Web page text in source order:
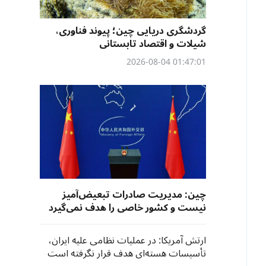
گردشگری دریایی چین؛ پیوند فناوری،
شیلات و اقتصاد تابستانی
01:47:01 2026-08-04
چین: مدیریت صادرات تبعیض‌آمیز
نیست و کشور خاصی را هدف نمی‌گیرد
ارتش آمریکا: در عملیات نظامی علیه ایران،
تأسیسات هسته‌ای هدف قرار نگرفته است